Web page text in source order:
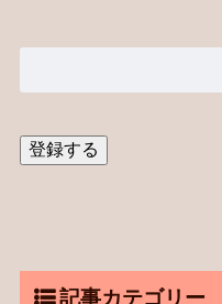
記事カテゴリー